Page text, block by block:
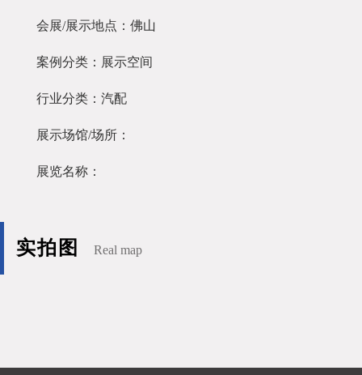
会展/展示地点：佛山
案例分类：展示空间
行业分类：汽配
展示场馆/场所：
展览名称：
实拍图 Real map